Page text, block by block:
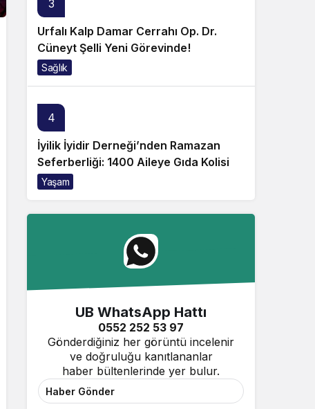
3
Urfalı Kalp Damar Cerrahı Op. Dr.
Cüneyt Şelli Yeni Görevinde!
Sağlık
4
İyilik İyidir Derneği’nden Ramazan
Seferberliği: 1400 Aileye Gıda Kolisi
Yaşam
UB WhatsApp Hattı
0552 252 53 97
Gönderdiğiniz her görüntü incelenir
ve doğruluğu kanıtlananlar
haber bültenlerinde yer bulur.
Haber Gönder